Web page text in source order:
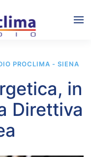
PROCLIMA - SIENA
in
Direttiva